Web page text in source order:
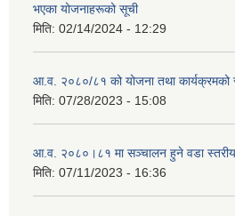
भएका योजनाहरूको सूची
मिति: 02/14/2024 - 12:29
आ.व. २०८०/८१ को योजना तथा कार्यक्रमको
मिति: 07/28/2023 - 15:08
आ.व. २०८०।८१ मा सञ्चालन हुने वडा
मिति: 07/11/2023 - 16:36